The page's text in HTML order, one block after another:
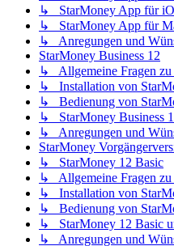
↳ StarMoney App für
↳ StarMoney App für
↳ Anregungen und
StarMoney Business 12
↳ Allgemeine Fragen zu
↳ Installation von
↳ Bedienung von
↳ StarMoney Business
↳ Anregungen und
StarMoney
↳ StarMoney 12 Basic
↳ Allgemeine Fragen zu
↳ Installation von
↳ Bedienung von
↳ StarMoney 12 Basic
↳ Anregungen und